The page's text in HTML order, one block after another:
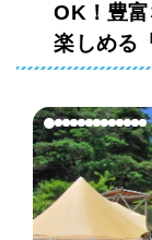
OK！豊
楽しめる